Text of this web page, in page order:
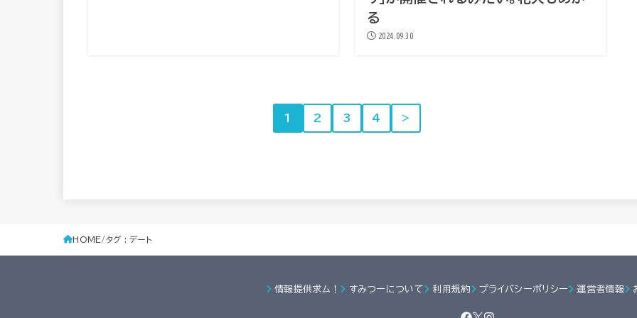
る
2024.09.30
1 2 3 4 ＞
HOME タグ : デート
情報提供求ム！ すみつーについて 利用規約 プライバシーポリシー 運営者情報